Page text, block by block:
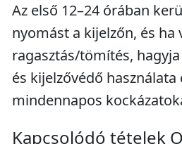
Az első 12–24 órában
nyomást a kijelzőn, és ha
ragasztás/tömítés,
és kijelzővédő
mindennapos
Kapcsolódó tételek